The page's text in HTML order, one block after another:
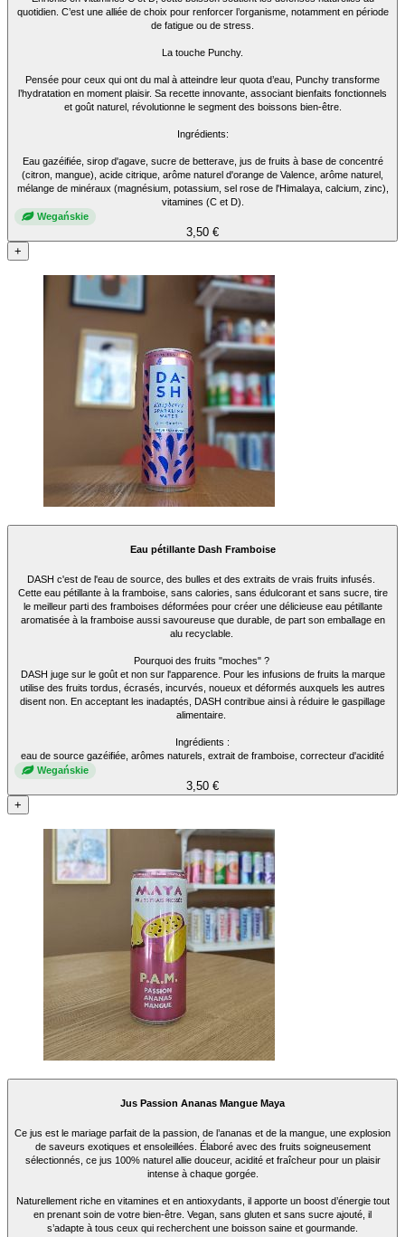
quotidien. C’est une alliée de choix pour renforcer l’organisme, notamment en période
de fatigue ou de stress.
La touche Punchy.
Pensée pour ceux qui ont du mal à atteindre leur quota d’eau, Punchy transforme
l’hydratation en moment plaisir. Sa recette innovante, associant bienfaits fonctionnels
et goût naturel, révolutionne le segment des boissons bien-être.
Ingrédients:
Eau gazéifiée, sirop d'agave, sucre de betterave, jus de fruits à base de concentré
(citron, mangue), acide citrique, arôme naturel d'orange de Valence, arôme naturel,
mélange de minéraux (magnésium, potassium, sel rose de l'Himalaya, calcium, zinc),
vitamines (C et D).
Wegańskie
3,50 €
+
Eau pétillante Dash Framboise
DASH c'est de l'eau de source, des bulles et des extraits de vrais fruits infusés.
Cette eau pétillante à la framboise, sans calories, sans édulcorant et sans sucre, tire
le meilleur parti des framboises déformées pour créer une délicieuse eau pétillante
aromatisée à la framboise aussi savoureuse que durable, de part son emballage en
alu recyclable.
Pourquoi des fruits "moches" ?
DASH juge sur le goût et non sur l'apparence. Pour les infusions de fruits la marque
utilise des fruits tordus, écrasés, incurvés, noueux et déformés auxquels les autres
disent non. En acceptant les inadaptés, DASH contribue ainsi à réduire le gaspillage
alimentaire.
Ingrédients :
eau de source gazéifiée, arômes naturels, extrait de framboise, correcteur d'acidité
Wegańskie
3,50 €
+
Jus Passion Ananas Mangue Maya
Ce jus est le mariage parfait de la passion, de l’ananas et de la mangue, une explosion
de saveurs exotiques et ensoleillées. Élaboré avec des fruits soigneusement
sélectionnés, ce jus 100% naturel allie douceur, acidité et fraîcheur pour un plaisir
intense à chaque gorgée.
Naturellement riche en vitamines et en antioxydants, il apporte un boost d’énergie tout
en prenant soin de votre bien-être. Vegan, sans gluten et sans sucre ajouté, il
s’adapte à tous ceux qui recherchent une boisson saine et gourmande.